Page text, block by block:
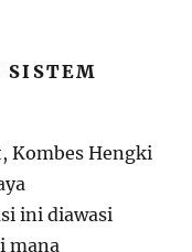
SISTEM
Kombes Hengki
ini diawasi
mana